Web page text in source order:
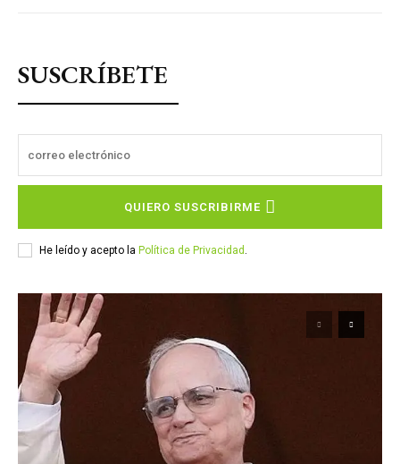
SUSCRÍBETE
QUIERO SUSCRIBIRME
He leído y acepto la Política de Privacidad